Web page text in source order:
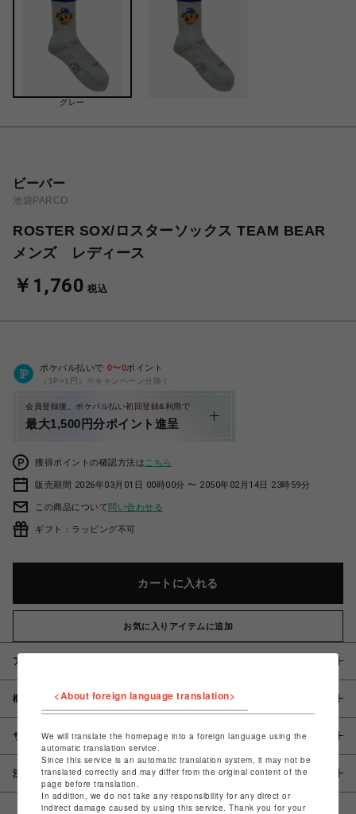
グレー
ビーバー
池袋PARCO
ROSTER SOX/ロスターソックス TEAM BEAR
メンズ レディース
￥1,760 税込
ポケパル払いで 0〜0ポイント
（1P=1円）※キャンペーン分除く
会員登録後、ポケパル払い初回登録&利用で
最大1,500円分ポイント進呈
獲得ポイントの確認方法は こちら
販売期間 2026年03月01日 00時00分 〜 2050年02月14日 23時59分
この商品について問い合わせる
ギフト：ラッピング不可
カートに入れる
お気に入りアイテムに追加
アイテム説明 / 素材
概要
サイズ
注意事項
<About foreign language translation>
We will translate the homepage into a foreign language using the
automatic translation service.
Since this service is an automatic translation system, it may not be
translated correctly and may differ from the original content of the
page before translation.
In addition, we do not take any responsibility for any direct or
indirect damage caused by using this service. Thank you for your